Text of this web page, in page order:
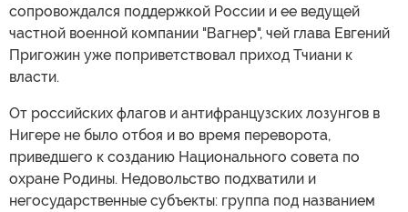
сопровождался поддержкой России и ее ведущей
частной военной компании "Вагнер", чей глава Евгений
Пригожин уже поприветствовал приход Тчиани к
власти.
От российских флагов и антифранцузских лозунгов в
Нигере не было отбоя и во время переворота,
приведшего к созданию Национального совета по
охране Родины. Недовольство подхватили и
негосударственные субъекты: группа под названием